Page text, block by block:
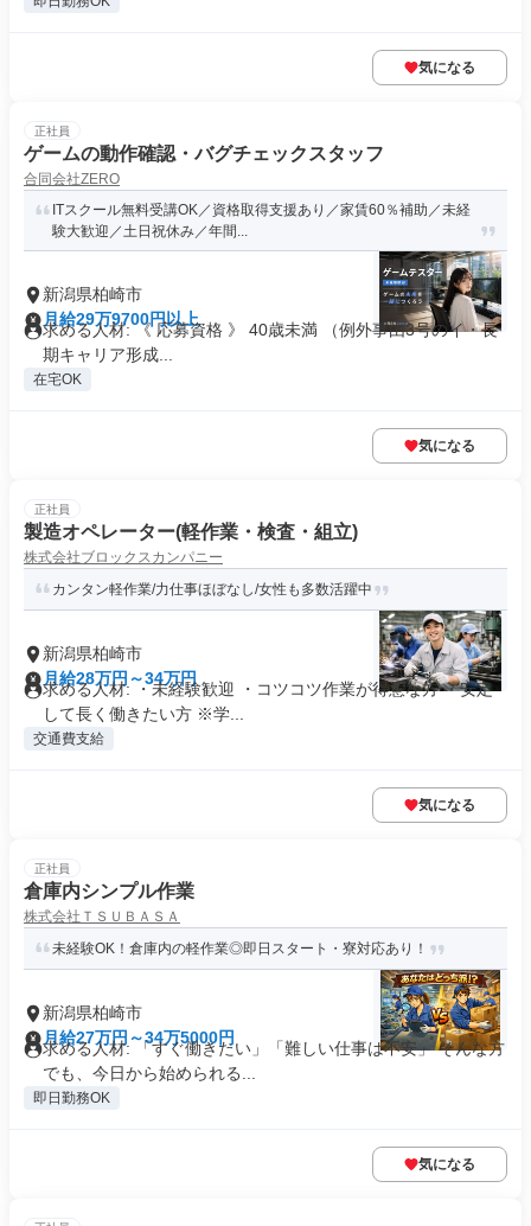
気になる
正社員
ゲームの動作確認・バグチェックスタッフ
合同会社ZERO
ITスクール無料受講OK／資格取得支援あり／家賃60％補助／未経
験大歓迎／土日祝休み／年間...
新潟県柏崎市
月給29万9700円以上
求める人材: 《 応募資格 》 40歳未満 （例外事由3号のイ・長
期キャリア形成...
在宅OK
気になる
正社員
製造オペレーター(軽作業・検査・組立)
株式会社ブロックスカンパニー
カンタン軽作業/力仕事ほぼなし/女性も多数活躍中
新潟県柏崎市
月給28万円～34万円
求める人材: ・未経験歓迎 ・コツコツ作業が得意な方 ・安定
して長く働きたい方 ※学...
交通費支給
気になる
正社員
倉庫内シンプル作業
株式会社ＴＳＵＢＡＳＡ
未経験OK！倉庫内の軽作業◎即日スタート・寮対応あり！
新潟県柏崎市
月給27万円～34万5000円
求める人材: 「すぐ働きたい」「難しい仕事は不安」 そんな方
でも、今日から始められる...
即日勤務OK
気になる